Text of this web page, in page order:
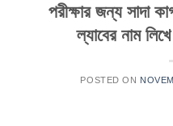
পরীক্ষার জন্য সাদা
ল্যাবের নাম
POSTED ON